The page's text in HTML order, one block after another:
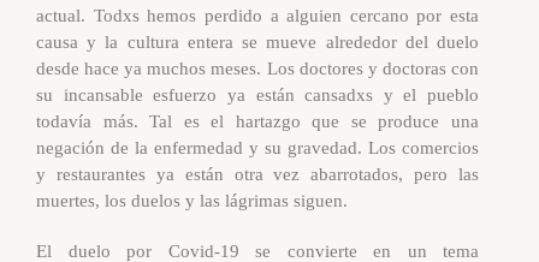
actual. Todxs hemos perdido a alguien cercano por esta
causa y la cultura entera se mueve alrededor del duelo
desde hace ya muchos meses. Los doctores y doctoras con
su incansable esfuerzo ya están cansadxs y el pueblo
todavía más. Tal es el hartazgo que se produce una
negación de la enfermedad y su gravedad. Los comercios
y restaurantes ya están otra vez abarrotados, pero las
muertes, los duelos y las lágrimas siguen.
El duelo por Covid-19 se convierte en un tema